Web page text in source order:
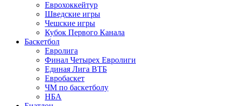
Еврохоккейтур
Шведские игры
Чешские игры
Кубок Первого Канала
Баскетбол
Евролига
Финал Четырех Евролиги
Единая Лига ВТБ
Евробаскет
ЧМ по баскетболу
НБА